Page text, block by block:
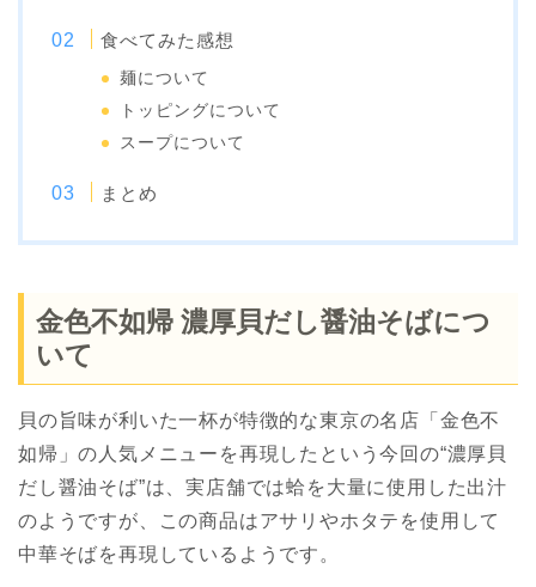
食べてみた感想
麺について
トッピングについて
スープについて
まとめ
金色不如帰 濃厚貝だし醤油そばにつ
いて
貝の旨味が利いた一杯が特徴的な東京の名店「金色不
如帰」の人気メニューを再現したという今回の“濃厚貝
だし醤油そば”は、実店舗では蛤を大量に使用した出汁
のようですが、この商品はアサリやホタテを使用して
中華そばを再現しているようです。